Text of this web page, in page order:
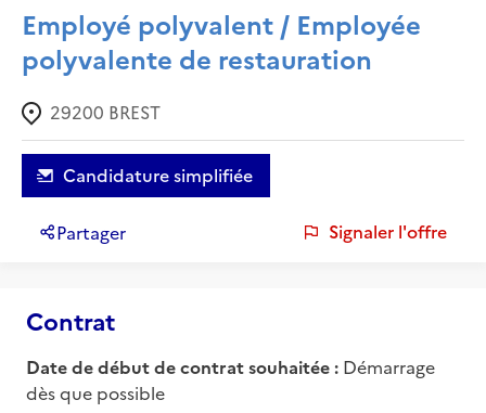
Employé polyvalent / Employée
polyvalente de restauration
29200 BREST
Candidature simplifiée
Partager Signaler l'offre
Contrat
Date de début de contrat souhaitée : Démarrage
dès que possible